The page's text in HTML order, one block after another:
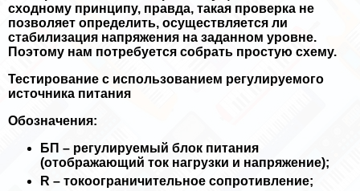
сходному принципу, правда, такая проверка не
позволяет определить, осуществляется ли
стабилизация напряжения на заданном уровне.
Поэтому нам потребуется собрать простую схему.
Тестирование с использованием регулируемого
источника питания
Обозначения:
БП – регулируемый блок питания
(отображающий ток нагрузки и напряжение);
R – токоограничительное сопротивление;